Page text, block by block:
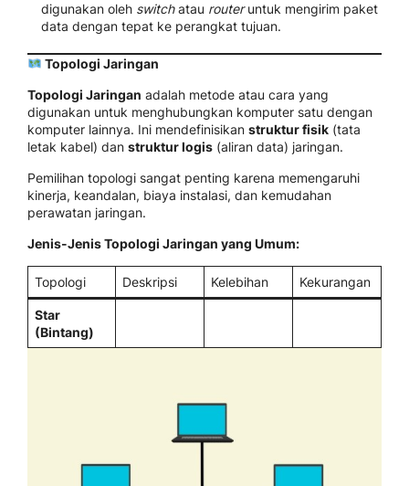
digunakan oleh switchatau routeruntuk mengirim paket
data dengan tepat ke perangkat tujuan.
Topologi Jaringan
Topologi Jaringan adalah metode atau cara yang
digunakan untuk menghubungkan komputer satu dengan
komputer lainnya. Ini mendefinisikan struktur fisik (tata
letak kabel) dan struktur logis (aliran data) jaringan.
Pemilihan topologi sangat penting karena memengaruhi
kinerja, keandalan, biaya instalasi, dan kemudahan
perawatan jaringan.
Jenis-Jenis Topologi Jaringan yang Umum:
Topologi Deskripsi Kelebihan Kekurangan
Star
(Bintang)